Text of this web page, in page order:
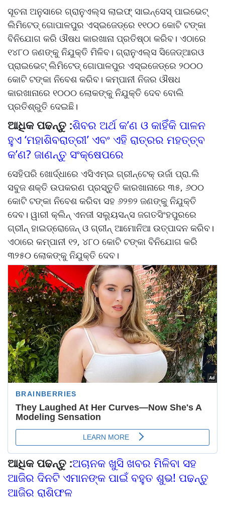
ସୂଚନା ଅନୁସାରେ ଗ୍ରାନୁଏଲ୍ସ ଲାଇଫ୍‌‌ ସାଇନ୍ସେସ୍‌‌ ପାଇଭେଟ୍‌‌
ଲିମିଟେଡ୍‌‌ ଗୋପାଳପୁର ଏସ୍‌‌ଇଜେଡ୍‌‌ରେ ୧୧୦୦ କୋଟି ଟଙ୍କା
ବିନିଯୋଗ କରି ଔଷଧ କାରଖାନା ପ୍ରତିଷ୍ଠା କରିବ। ଏଠାରେ
୧୪୮୦ ଜଣଙ୍କୁ ନିଯୁକ୍ତି ମିଳିବ। ଗ୍ରାନୁଏଲ୍ସ ସିଜେଡ୍‌‌ଆରଓ
ପ୍ରାଇଭେଟ୍‌‌ ଲିମିଟେଡ୍‌‌ ଗୋପାଳପୁର ଏସ୍‌‌ଇଜେଡ୍‌‌ରେ ୨୦୦୦
କୋଟି ଟଙ୍କା ନିବେଶ କରିବ। କମ୍ପାନୀ ନିଜର ଔଷଧ
କାରଖାନାରେ ୧୦୦୦ ଲୋକଙ୍କୁ ନିଯୁକ୍ତି ଦେବ ବୋଲି
ପ୍ରତିଶ୍ରୁତି ଦେଇଛି।
ଆଧିକ ପଢନ୍ତୁ :ଶିବର ଅର୍ଥ କ’ଣ ଓ କାହିଁକି ପାଳନ
ହୁଏ ‘ମହାଶିବରାତ୍ରୀ’ ଏବଂ ଏହି ରାତ୍ରର ମହତ୍ତ୍ବ
କ’ଣ? ଜାଣନ୍ତୁ ସଂକ୍ଷେପରେ
ସେହିପରି ଖୋର୍ଦ୍ଧାରେ ଏସିଏମ୍‌‌ଇ ଗ୍ରୀନ୍‌‌ଟେକ୍‌‌ ଉର୍ଜା ପ୍ରା.ଲି
ସବୁଜ ଶକ୍ତି ଉପକରଣ ପ୍ରସ୍ତୁତି କାରଖାନାରେ ୩୫, ୬୦୦
କୋଟି ଟଙ୍କା ନିବେଶ କରିବା ସହ ୬୨୭୨ ଜଣଙ୍କୁ ନିଯୁକ୍ତି
ଦେବ। ୱାରୀ କ୍ଲିନ୍‌‌ ଏନଜୀ ସଲ୍ୟୁସନ୍ସ ଜଗତସିଂହପୁରରେ
ଗ୍ରୀନ୍‌‌ ହାଇଡ୍ରୋଜେନ୍‌‌ ଓ ଗ୍ରୀନ୍‌‌ ଆମୋନିଆ ଉତ୍ପାଦନ କରିବ।
ଏଠାରେ କମ୍ପାନୀ ୧୨, ୪୮୦ କୋଟି ଟଙ୍କା ବିନିଯୋଗ କରି
୩୨୫୦ ଲୋକଙ୍କୁ ନିଯୁକ୍ତି ଦେବ।
ଆଧିକ ପଢନ୍ତୁ :ଅଚାନକ ଖୁସି ଖବର ମିଳିବା ସହ
ଆଜିର ଦିନଟି ଏମାନଙ୍କ ପାଇଁ ବହୁତ ଶୁଭ! ପଢନ୍ତୁ
ଆଜିର ରାଶିଫଳ